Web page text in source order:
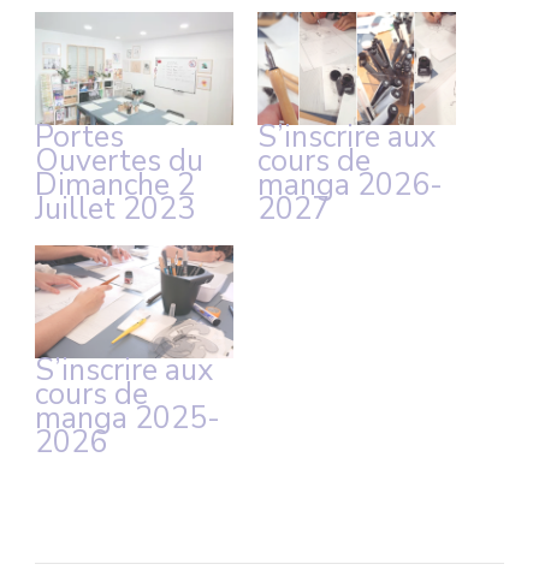
Portes
Ouvertes du
Dimanche 2
Juillet 2023
S’inscrire aux
cours de
manga 2026-
2027
S’inscrire aux
cours de
manga 2025-
2026